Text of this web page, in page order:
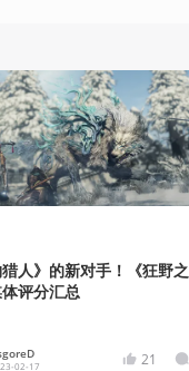
猎人》的新对手！《狂野之
评分汇总
02-17 21